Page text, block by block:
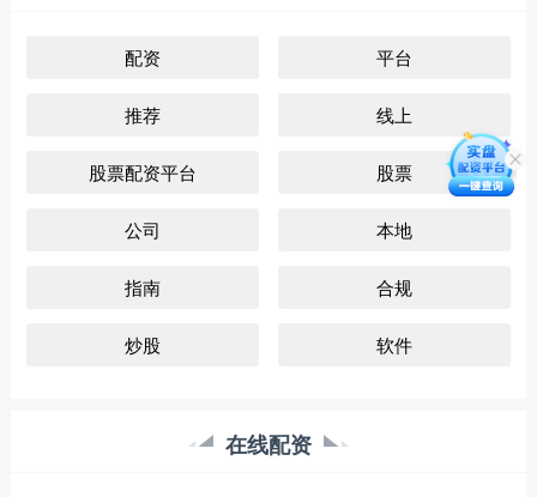
配资 平台
推荐 线上
股票配资平台 股票
公司 本地
指南 合规
炒股 软件
在线配资